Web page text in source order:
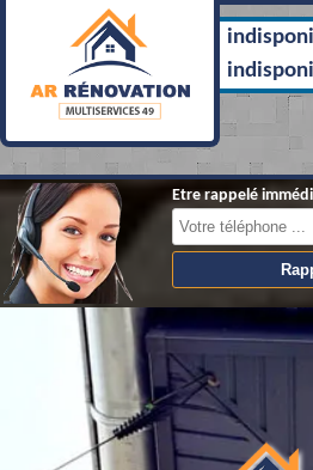
Etre rappelé